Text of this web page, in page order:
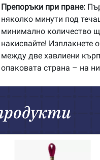
Препоръки при пране:
няколко минути под
минимално количество
накисвайте! Изплакнете
между две хавлиени
опаковата страна – на